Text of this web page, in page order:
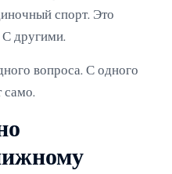
спорт. Это
С другими.
вопроса. С одного
само.